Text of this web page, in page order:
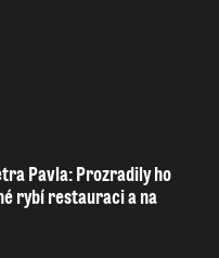
Pavla: Prozradily ho
rybí restauraci a na